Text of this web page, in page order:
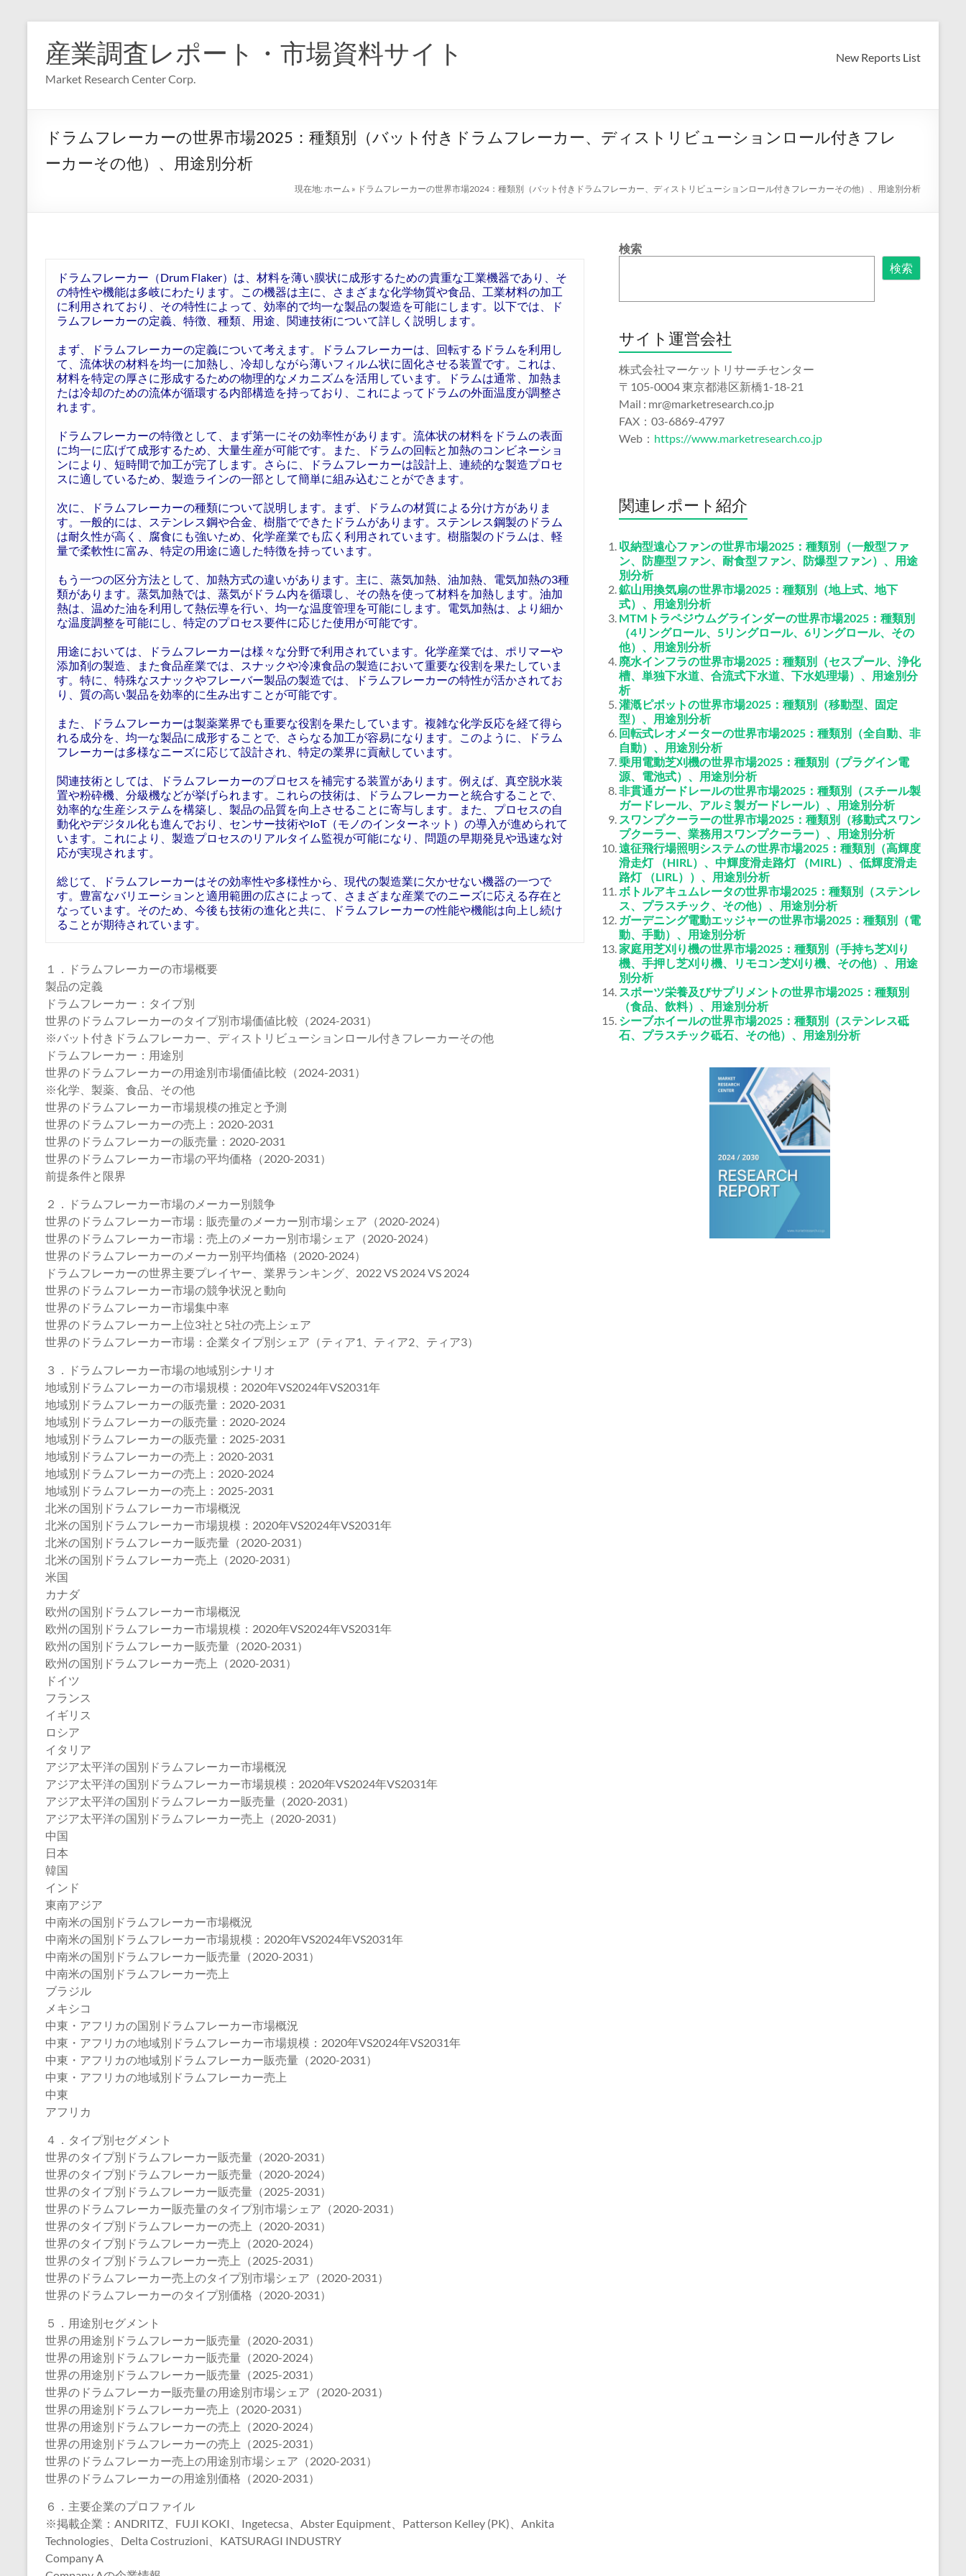
産業調査レポート・市場資料サイト
Market Research Center Corp.
New Reports List
ドラムフレーカーの世界市場2025：種類別（バット付きドラムフレーカー、ディストリビューションロール付きフレ
ーカーその他）、用途別分析
現在地: ホーム » ドラムフレーカーの世界市場2024：種類別（バット付きドラムフレーカー、ディストリビューションロール付きフレーカーその他）、用途別分析
ドラムフレーカー（Drum Flaker）は、材料を薄い膜状に成形するための貴重な工業機器であり、そ
の特性や機能は多岐にわたります。この機器は主に、さまざまな化学物質や食品、工業材料の加工
に利用されており、その特性によって、効率的で均一な製品の製造を可能にします。以下では、ド
ラムフレーカーの定義、特徴、種類、用途、関連技術について詳しく説明します。
まず、ドラムフレーカーの定義について考えます。ドラムフレーカーは、回転するドラムを利用し
て、流体状の材料を均一に加熱し、冷却しながら薄いフィルム状に固化させる装置です。これは、
材料を特定の厚さに形成するための物理的なメカニズムを活用しています。ドラムは通常、加熱ま
たは冷却のための流体が循環する内部構造を持っており、これによってドラムの外面温度が調整さ
れます。
ドラムフレーカーの特徴として、まず第一にその効率性があります。流体状の材料をドラムの表面
に均一に広げて成形するため、大量生産が可能です。また、ドラムの回転と加熱のコンビネーショ
ンにより、短時間で加工が完了します。さらに、ドラムフレーカーは設計上、連続的な製造プロセ
スに適しているため、製造ラインの一部として簡単に組み込むことができます。
次に、ドラムフレーカーの種類について説明します。まず、ドラムの材質による分け方がありま
す。一般的には、ステンレス鋼や合金、樹脂でできたドラムがあります。ステンレス鋼製のドラム
は耐久性が高く、腐食にも強いため、化学産業でも広く利用されています。樹脂製のドラムは、軽
量で柔軟性に富み、特定の用途に適した特徴を持っています。
もう一つの区分方法として、加熱方式の違いがあります。主に、蒸気加熱、油加熱、電気加熱の3種
類があります。蒸気加熱では、蒸気がドラム内を循環し、その熱を使って材料を加熱します。油加
熱は、温めた油を利用して熱伝導を行い、均一な温度管理を可能にします。電気加熱は、より細か
な温度調整を可能にし、特定のプロセス要件に応じた使用が可能です。
用途においては、ドラムフレーカーは様々な分野で利用されています。化学産業では、ポリマーや
添加剤の製造、また食品産業では、スナックや冷凍食品の製造において重要な役割を果たしていま
す。特に、特殊なスナックやフレーバー製品の製造では、ドラムフレーカーの特性が活かされてお
り、質の高い製品を効率的に生み出すことが可能です。
また、ドラムフレーカーは製薬業界でも重要な役割を果たしています。複雑な化学反応を経て得ら
れる成分を、均一な製品に成形することで、さらなる加工が容易になります。このように、ドラム
フレーカーは多様なニーズに応じて設計され、特定の業界に貢献しています。
関連技術としては、ドラムフレーカーのプロセスを補完する装置があります。例えば、真空脱水装
置や粉砕機、分級機などが挙げられます。これらの技術は、ドラムフレーカーと統合することで、
効率的な生産システムを構築し、製品の品質を向上させることに寄与します。また、プロセスの自
動化やデジタル化も進んでおり、センサー技術やIoT（モノのインターネット）の導入が進められて
います。これにより、製造プロセスのリアルタイム監視が可能になり、問題の早期発見や迅速な対
応が実現されます。
総じて、ドラムフレーカーはその効率性や多様性から、現代の製造業に欠かせない機器の一つで
す。豊富なバリエーションと適用範囲の広さによって、さまざまな産業でのニーズに応える存在と
なっています。そのため、今後も技術の進化と共に、ドラムフレーカーの性能や機能は向上し続け
ることが期待されています。
１．ドラムフレーカーの市場概要
製品の定義
ドラムフレーカー：タイプ別
世界のドラムフレーカーのタイプ別市場価値比較（2024-2031）
※バット付きドラムフレーカー、ディストリビューションロール付きフレーカーその他
ドラムフレーカー：用途別
世界のドラムフレーカーの用途別市場価値比較（2024-2031）
※化学、製薬、食品、その他
世界のドラムフレーカー市場規模の推定と予測
世界のドラムフレーカーの売上：2020-2031
世界のドラムフレーカーの販売量：2020-2031
世界のドラムフレーカー市場の平均価格（2020-2031）
前提条件と限界
２．ドラムフレーカー市場のメーカー別競争
世界のドラムフレーカー市場：販売量のメーカー別市場シェア（2020-2024）
世界のドラムフレーカー市場：売上のメーカー別市場シェア（2020-2024）
世界のドラムフレーカーのメーカー別平均価格（2020-2024）
ドラムフレーカーの世界主要プレイヤー、業界ランキング、2022 VS 2024 VS 2024
世界のドラムフレーカー市場の競争状況と動向
世界のドラムフレーカー市場集中率
世界のドラムフレーカー上位3社と5社の売上シェア
世界のドラムフレーカー市場：企業タイプ別シェア（ティア1、ティア2、ティア3）
３．ドラムフレーカー市場の地域別シナリオ
地域別ドラムフレーカーの市場規模：2020年VS2024年VS2031年
地域別ドラムフレーカーの販売量：2020-2031
地域別ドラムフレーカーの販売量：2020-2024
地域別ドラムフレーカーの販売量：2025-2031
地域別ドラムフレーカーの売上：2020-2031
地域別ドラムフレーカーの売上：2020-2024
地域別ドラムフレーカーの売上：2025-2031
北米の国別ドラムフレーカー市場概況
北米の国別ドラムフレーカー市場規模：2020年VS2024年VS2031年
北米の国別ドラムフレーカー販売量（2020-2031）
北米の国別ドラムフレーカー売上（2020-2031）
米国
カナダ
欧州の国別ドラムフレーカー市場概況
欧州の国別ドラムフレーカー市場規模：2020年VS2024年VS2031年
欧州の国別ドラムフレーカー販売量（2020-2031）
欧州の国別ドラムフレーカー売上（2020-2031）
ドイツ
フランス
イギリス
ロシア
イタリア
アジア太平洋の国別ドラムフレーカー市場概況
アジア太平洋の国別ドラムフレーカー市場規模：2020年VS2024年VS2031年
アジア太平洋の国別ドラムフレーカー販売量（2020-2031）
アジア太平洋の国別ドラムフレーカー売上（2020-2031）
中国
日本
韓国
インド
東南アジア
中南米の国別ドラムフレーカー市場概況
中南米の国別ドラムフレーカー市場規模：2020年VS2024年VS2031年
中南米の国別ドラムフレーカー販売量（2020-2031）
中南米の国別ドラムフレーカー売上
ブラジル
メキシコ
中東・アフリカの国別ドラムフレーカー市場概況
中東・アフリカの地域別ドラムフレーカー市場規模：2020年VS2024年VS2031年
中東・アフリカの地域別ドラムフレーカー販売量（2020-2031）
中東・アフリカの地域別ドラムフレーカー売上
中東
アフリカ
４．タイプ別セグメント
世界のタイプ別ドラムフレーカー販売量（2020-2031）
世界のタイプ別ドラムフレーカー販売量（2020-2024）
世界のタイプ別ドラムフレーカー販売量（2025-2031）
世界のドラムフレーカー販売量のタイプ別市場シェア（2020-2031）
世界のタイプ別ドラムフレーカーの売上（2020-2031）
世界のタイプ別ドラムフレーカー売上（2020-2024）
世界のタイプ別ドラムフレーカー売上（2025-2031）
世界のドラムフレーカー売上のタイプ別市場シェア（2020-2031）
世界のドラムフレーカーのタイプ別価格（2020-2031）
５．用途別セグメント
世界の用途別ドラムフレーカー販売量（2020-2031）
世界の用途別ドラムフレーカー販売量（2020-2024）
世界の用途別ドラムフレーカー販売量（2025-2031）
世界のドラムフレーカー販売量の用途別市場シェア（2020-2031）
世界の用途別ドラムフレーカー売上（2020-2031）
世界の用途別ドラムフレーカーの売上（2020-2024）
世界の用途別ドラムフレーカーの売上（2025-2031）
世界のドラムフレーカー売上の用途別市場シェア（2020-2031）
世界のドラムフレーカーの用途別価格（2020-2031）
６．主要企業のプロファイル
※掲載企業：ANDRITZ、FUJI KOKI、Ingetecsa、Abster Equipment、Patterson Kelley (PK)、Ankita
Technologies、Delta Costruzioni、KATSURAGI INDUSTRY
Company A
検索
検索
サイト運営会社
株式会社マーケットリサーチセンター
〒105-0004 東京都港区新橋1-18-21
Mail : mr@marketresearch.co.jp
FAX：03-6869-4797
Web： https://www.marketresearch.co.jp
関連レポート紹介
収納型遠心ファンの世界市場2025：種類別（一般型ファ
ン、防塵型ファン、耐食型ファン、防爆型ファン）、用途
別分析
鉱山用換気扇の世界市場2025：種類別（地上式、地下
式）、用途別分析
MTMトラペジウムグラインダーの世界市場2025：種類別
（4リングロール、5リングロール、6リングロール、その
他）、用途別分析
廃水インフラの世界市場2025：種類別（セスプール、浄化
槽、単独下水道、合流式下水道、下水処理場）、用途別分
析
灌漑ピボットの世界市場2025：種類別（移動型、固定
型）、用途別分析
回転式レオメーターの世界市場2025：種類別（全自動、非
自動）、用途別分析
乗用電動芝刈機の世界市場2025：種類別（プラグイン電
源、電池式）、用途別分析
非貫通ガードレールの世界市場2025：種類別（スチール製
ガードレール、アルミ製ガードレール）、用途別分析
スワンプクーラーの世界市場2025：種類別（移動式スワン
プクーラー、業務用スワンプクーラー）、用途別分析
遠征飛行場照明システムの世界市場2025：種類別（高輝度
滑走灯 （HIRL）、中輝度滑走路灯 （MIRL）、低輝度滑走
路灯 （LIRL））、用途別分析
ボトルアキュムレータの世界市場2025：種類別（ステンレ
ス、プラスチック、その他）、用途別分析
ガーデニング電動エッジャーの世界市場2025：種類別（電
動、手動）、用途別分析
家庭用芝刈り機の世界市場2025：種類別（手持ち芝刈り
機、手押し芝刈り機、リモコン芝刈り機、その他）、用途
別分析
スポーツ栄養及びサプリメントの世界市場2025：種類別
（食品、飲料）、用途別分析
シーブホイールの世界市場2025：種類別（ステンレス砥
石、プラスチック砥石、その他）、用途別分析